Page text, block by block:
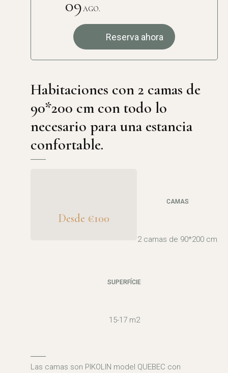
09AGO.
Reserva ahora
Habitaciones con 2 camas de
90*200 cm con todo lo
necesario para una estancia
confortable.
Desde €100
CAMAS
2 camas de 90*200 cm
SUPERFÍCIE
15-17 m2
Las camas son PIKOLIN model QUEBEC con